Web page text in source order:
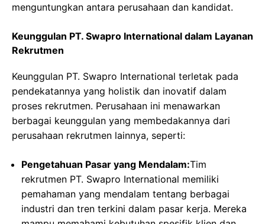
menguntungkan antara perusahaan dan kandidat.
Keunggulan PT. Swapro International dalam Layanan
Rekrutmen
Keunggulan PT. Swapro International terletak pada
pendekatannya yang holistik dan inovatif dalam
proses rekrutmen. Perusahaan ini menawarkan
berbagai keunggulan yang membedakannya dari
perusahaan rekrutmen lainnya, seperti:
Pengetahuan Pasar yang Mendalam:Tim
rekrutmen PT. Swapro International memiliki
pemahaman yang mendalam tentang berbagai
industri dan tren terkini dalam pasar kerja. Mereka